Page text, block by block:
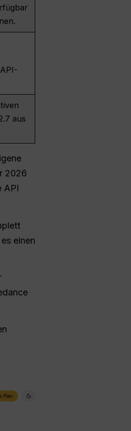
aus
2026
API
einen